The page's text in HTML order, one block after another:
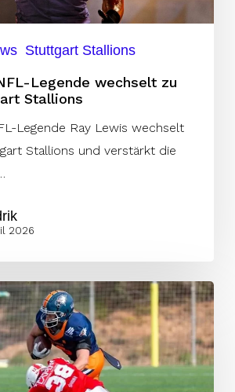
Stuttgart Stallions
Legende wechselt zu
Stallions
Legende Ray Lewis wechselt
Stallions und verstärkt die
2026